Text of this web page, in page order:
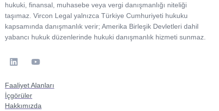
hukuki, finansal, muhasebe veya vergi danışmanlığı niteliği
taşımaz. Vircon Legal yalnızca Türkiye Cumhuriyeti hukuku
kapsamında danışmanlık verir; Amerika Birleşik Devletleri dahil
yabancı hukuk düzenlerinde hukuki danışmanlık hizmeti sunmaz.
Faaliyet Alanları
İçgörüler
Hakkımızda